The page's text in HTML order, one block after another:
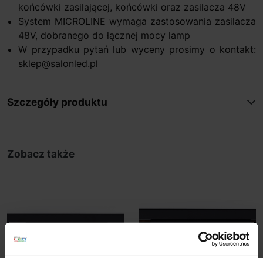
końcówki zasilającej, końcówki oraz zasilacza 48V
System MICROLINE wymaga zastosowania zasilacza
48V, dobranego do łącznej mocy lamp
W przypadku pytań lub wyceny prosimy o kontakt:
sklep@salonled.pl
Szczegóły produktu
Zobacz także